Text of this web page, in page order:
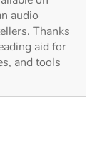
audio
Thanks
aid for
and tools